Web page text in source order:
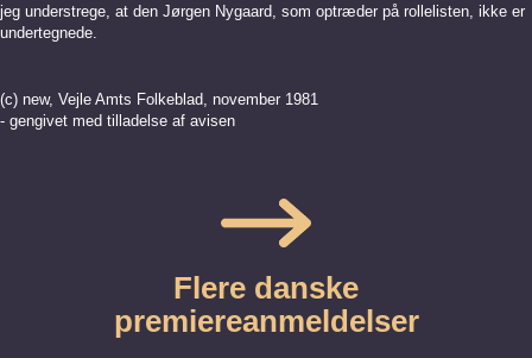
jeg understrege, at den Jørgen Nygaard, som optræder på rollelisten, ikke er
undertegnede.
(c) new, Vejle Amts Folkeblad, november 1981
- gengivet med tilladelse af avisen
Flere danske
premiereanmeldelser